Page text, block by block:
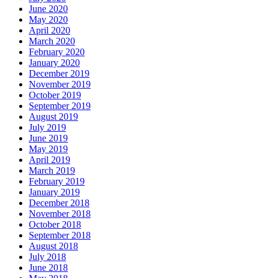
June 2020
May 2020
April 2020
March 2020
February 2020
January 2020
December 2019
November 2019
October 2019
September 2019
August 2019
July 2019
June 2019
May 2019
April 2019
March 2019
February 2019
January 2019
December 2018
November 2018
October 2018
September 2018
August 2018
July 2018
June 2018